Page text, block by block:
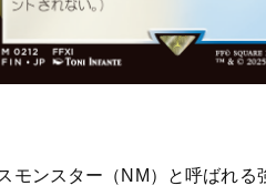
モンスター（NM）と呼ばれ